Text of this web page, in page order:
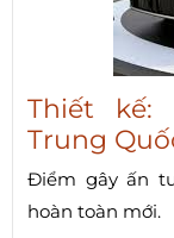
Thiết kế:
Trung
Điểm gây ấn
hoàn toàn mới.